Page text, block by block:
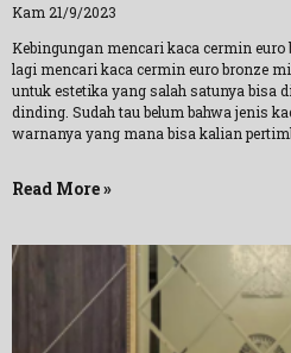
Kam 21/9/2023
Kebingungan mencari kaca cermin
lagi mencari kaca cermin euro bronze
untuk estetika yang salah satunya bisa
dinding. Sudah tau belum bahwa jenis
warnanya yang mana bisa kalian
Read More »